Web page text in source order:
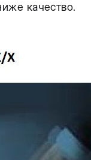
качество.